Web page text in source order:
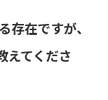
存在ですが、
えてくださ